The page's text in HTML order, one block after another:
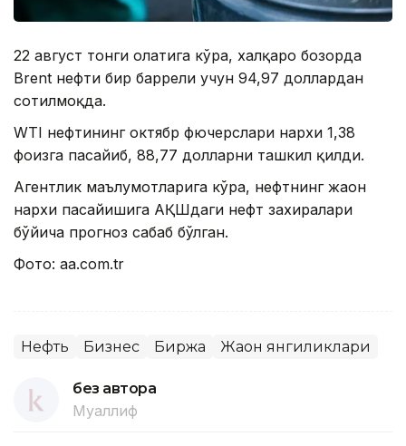
22 август тонги ҳолатига кўра, халқаро бозорда
Brent нефти бир баррели учун 94,97 доллардан
сотилмоқда.
WTI нефтининг октябр фючерслари нархи 1,38
фоизга пасайиб, 88,77 долларни ташкил қилди.
Агентлик маълумотларига кўра, нефтнинг жаҳон
нархи пасайишига АҚШдаги нефт захиралари
бўйича прогноз сабаб бўлган.
Фото: aa.com.tr
Нефть Бизнес Биржа Жаҳон янгиликлари
без автора
Муаллиф